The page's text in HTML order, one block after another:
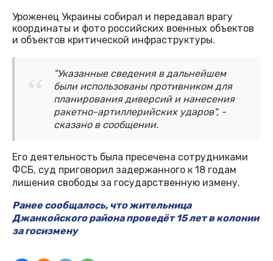
Уроженец Украины собирал и передавал врагу
координаты и фото российских военных объектов
и объектов критической инфраструктуры.
"Указанные сведения в дальнейшем
были использованы противником для
планирования диверсий и нанесения
ракетно-артиллерийских ударов", -
сказано в сообщении.
Его деятельность была пресечена сотрудниками
ФСБ, суд приговорил задержанного к 18 годам
лишения свободы за государственную измену.
Ранее сообщалось, что жительница
Джанкойского района проведёт 15 лет в колонии
за госизмену